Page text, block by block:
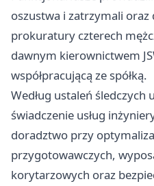
oszustwa i zatrzymali
prokuratury czterech
dawnym kierownictwem
współpracującą ze spółką.
Według ustaleń śledczych
świadczenie usług
doradztwo przy
przygotowawczych,
korytarzowych oraz